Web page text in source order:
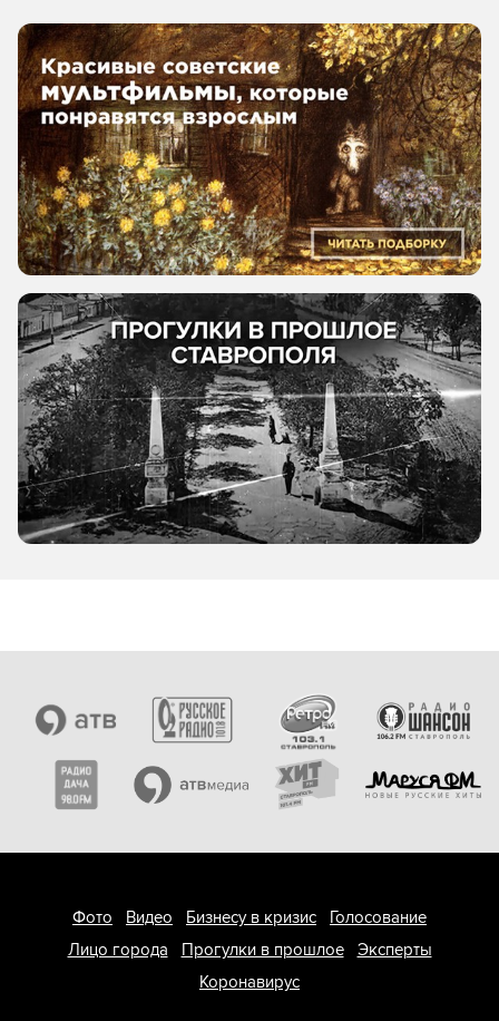
Фото Видео Бизнесу в кризис
Голосование
Лицо города
Прогулки в прошлое
Эксперты
Коронавирус